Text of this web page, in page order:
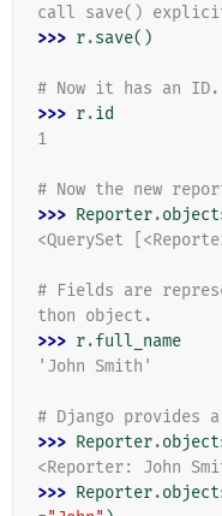
call save()
>>> r.save()
# Now it has an ID.
>>> r.id
1
# Now the new
>>> Reporter.
<QuerySet
# Fields are
thon object.
>>> r.full_name
'John Smith'
# Django provides
>>> Reporter.
<Reporter: John
>>> Reporter.